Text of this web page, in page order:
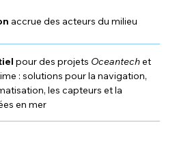
accrue des acteurs du milieu
pour des projets Oceantechet
: solutions pour la navigation,
les capteurs et la
en mer